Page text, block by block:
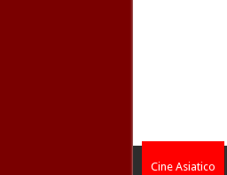
Cine Asiatico